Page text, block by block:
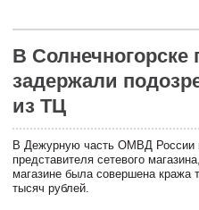
В Солнечногорске
задержали
из ТЦ
В Дежурную часть ОМВД России
представителя сетевого
магазине была совершена кража
тысяч рублей.